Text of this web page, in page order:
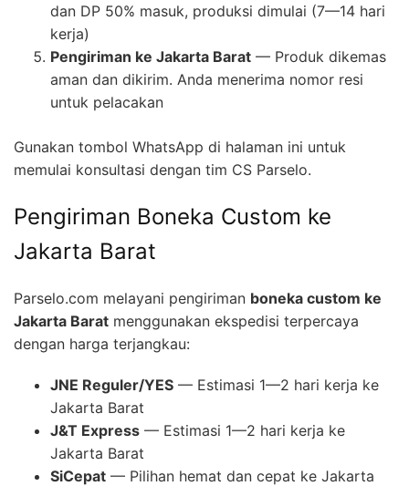
dan DP 50% masuk, produksi dimulai (7—14 hari
kerja)
Pengiriman ke Jakarta Barat — Produk dikemas
aman dan dikirim. Anda menerima nomor resi
untuk pelacakan
Gunakan tombol WhatsApp di halaman ini untuk
memulai konsultasi dengan tim CS Parselo.
Pengiriman Boneka Custom ke
Jakarta Barat
Parselo.com melayani pengiriman boneka custom ke
Jakarta Barat menggunakan ekspedisi terpercaya
dengan harga terjangkau:
JNE Reguler/YES — Estimasi 1—2 hari kerja ke
Jakarta Barat
J&T Express — Estimasi 1—2 hari kerja ke
Jakarta Barat
SiCepat — Pilihan hemat dan cepat ke Jakarta